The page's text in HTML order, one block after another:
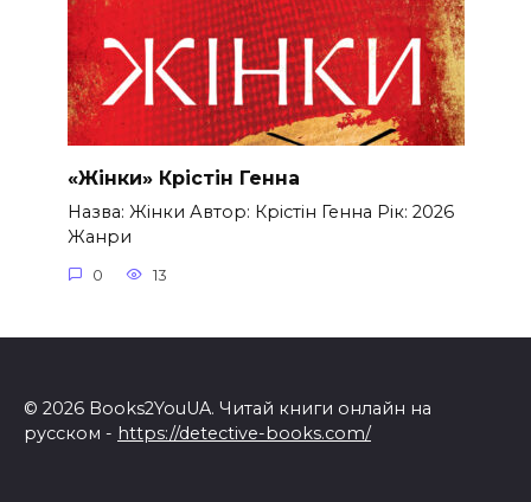
«Жінки» Крістін Генна
Назва: Жінки Автор: Крістін Генна Рік: 2026
Жанри
0 13
© 2026 Books2YouUA. Читай книги онлайн на
русском - https://detective-books.com/